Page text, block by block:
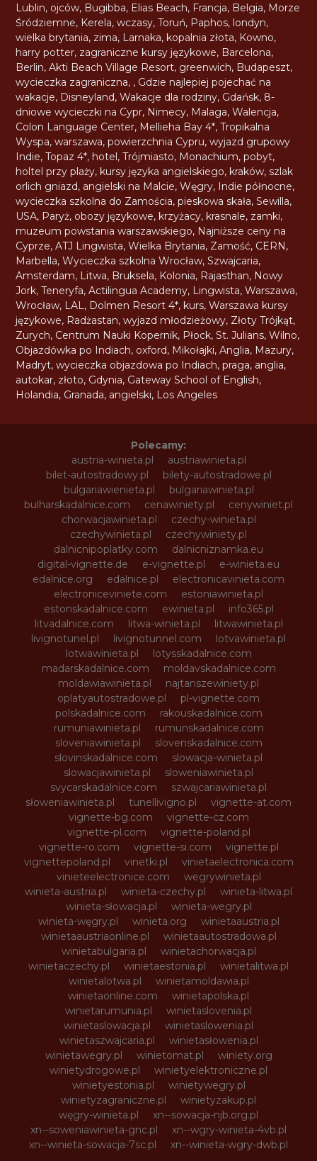
Lublin, ojców, Bugibba, Elias Beach, Francja, Belgia, Morze
Śródziemne, Kerela,wczasy,Toruń, Paphos, londyn,
wielka brytania, zima, Larnaka, kopalnia złota, Kowno,
harry potter, zagraniczne kursy językowe, Barcelona,
Berlin,Akti Beach Village Resort, greenwich, Budapeszt,
wycieczka zagraniczna, , Gdzie najlepiej pojechać na
wakacje, Disneyland,Wakacje dla rodziny, Gdańsk, 8-
dniowe wycieczki na Cypr, Nimecy, Malaga,Walencja,
Colon Language Center, Mellieha Bay 4*,Tropikalna
Wyspa,warszawa,powierzchnia Cypru,wyjazd grupowy
Indie,Topaz 4*, hotel,Trójmiasto, Monachium,pobyt,
holtel przy plaży, kursy języka angielskiego, kraków,szlak
orlich gniazd, angielski na Malcie,Węgry, Indie północne,
wycieczka szkolna do Zamościa,pieskowa skała,Sewilla,
USA, Paryż, obozy językowe, krzyżacy, krasnale, zamki,
muzeum powstania warszawskiego, Najniższe ceny na
Cyprze,ATJ Lingwista,Wielka Brytania, Zamość, CERN,
Marbella,Wycieczka szkolna Wrocław,Szwajcaria,
Amsterdam, Litwa, Bruksela, Kolonia, Rajasthan, Nowy
Jork,Teneryfa,Actilingua Academy, Lingwista,Warszawa,
Wrocław, LAL, Dolmen Resort 4*, kurs,Warszawa kursy
językowe, Radżastan,wyjazd młodzieżowy, Złoty Trójkąt,
Zurych, Centrum Nauki Kopernik, Płock,St. Julians,Wilno,
Objazdówka po Indiach, oxford, Mikołajki,Anglia, Mazury,
Madryt,wycieczka objazdowa po Indiach,praga, anglia,
autokar, złoto, Gdynia, Gateway School of English,
Holandia, Granada, angielski, Los Angeles
Polecamy:
austria-winieta.pl
austriawinieta.pl
bilet-autostradowy.pl
bilety-autostradowe.pl
bulgariawienieta.pl
bulgariawinieta.pl
bulharskadalnice.com
cenawiniety.pl
cenywiniet.pl
chorwacjawinieta.pl
czechy-winieta.pl
czechywinieta.pl
czechywiniety.pl
dalnicnipoplatky.com
dalnicniznamka.eu
digital-vignette.de
e-vignette.pl
e-winieta.eu
edalnice.org
edalnice.pl
electronicavinieta.com
electroniceviniete.com
estoniawinieta.pl
estonskadalnice.com
ewinieta.pl
info365.pl
litvadalnice.com
litwa-winieta.pl
litwawinieta.pl
livignotunel.pl
livignotunnel.com
lotvawinieta.pl
lotwawinieta.pl
lotysskadalnice.com
madarskadalnice.com
moldavskadalnice.com
moldawiawinieta.pl
najtanszewiniety.pl
oplatyautostradowe.pl
pl-vignette.com
polskadalnice.com
rakouskadalnice.com
rumuniawinieta.pl
rumunskadalnice.com
sloveniawinieta.pl
slovenskadalnice.com
slovinskadalnice.com
slowacja-winieta.pl
slowacjawinieta.pl
sloweniawinieta.pl
svycarskadalnice.com
szwajcariawinieta.pl
słoweniawinieta.pl
tunellivigno.pl
vignette-at.com
vignette-bg.com
vignette-cz.com
vignette-pl.com
vignette-poland.pl
vignette-ro.com
vignette-si.com
vignette.pl
vignettepoland.pl
vinetki.pl
vinietaelectronica.com
vinieteelectronice.com
wegrywinieta.pl
winieta-austria.pl
winieta-czechy.pl
winieta-litwa.pl
winieta-słowacja.pl
winieta-wegry.pl
winieta-węgry.pl
winieta.org
winietaaustria.pl
winietaaustriaonline.pl
winietaautostradowa.pl
winietabulgaria.pl
winietachorwacja.pl
winietaczechy.pl
winietaestonia.pl
winietalitwa.pl
winietalotwa.pl
winietamoldawia.pl
winietaonline.com
winietapolska.pl
winietarumunia.pl
winietaslovenia.pl
winietaslowacja.pl
winietaslowenia.pl
winietaszwajcaria.pl
winietasłowenia.pl
winietawegry.pl
winietomat.pl
winiety.org
winietydrogowe.pl
winietyelektroniczne.pl
winietyestonia.pl
winietywegry.pl
winietyzagraniczne.pl
winietyzakup.pl
węgry-winieta.pl
xn--sowacja-njb.org.pl
xn--soweniawinieta-gnc.pl
xn--wgry-winieta-4vb.pl
xn--winieta-sowacja-7sc.pl
xn--winieta-wgry-dwb.pl